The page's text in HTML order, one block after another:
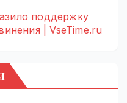
поддержку
| VseTime.ru